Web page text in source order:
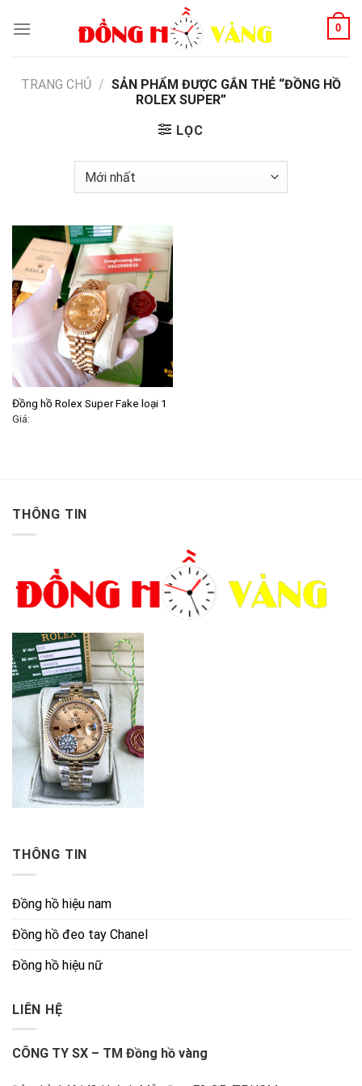
0
TRANG CHỦ / SẢN PHẨM ĐƯỢC GẮN THẺ “ĐỒNG HỒ
ROLEX SUPER”
LỌC
Đồng hồ Rolex Super Fake loại 1
Giá:
THÔNG TIN
THÔNG TIN
Đồng hồ hiệu nam
Đồng hồ đeo tay Chanel
Đồng hồ hiệu nữ
LIÊN HỆ
CÔNG TY SX – TM Đồng hồ vàng